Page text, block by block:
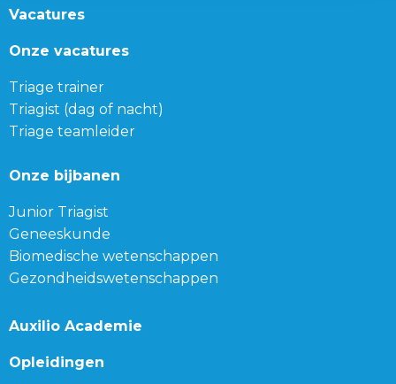
Vacatures
Onze vacatures
Triage trainer
Triagist (dag of nacht)
Triage teamleider
Onze bijbanen
Junior Triagist
Geneeskunde
Biomedische wetenschappen
Gezondheidswetenschappen
Auxilio Academie
Opleidingen